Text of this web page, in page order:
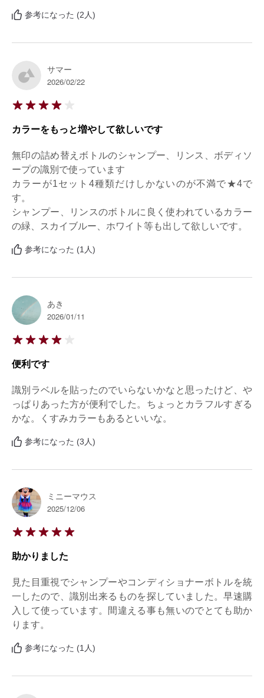
参考になった (2人)
サマー
2026/02/22
カラーをもっと増やして欲しいです
無印の詰め替えボトルのシャンプー、リンス、ボディソ
ープの識別で使っています
カラーが1セット4種類だけしかないのが不満で★4で
す。
シャンプー、リンスのボトルに良く使われているカラー
の緑、スカイブルー、ホワイト等も出して欲しいです。
参考になった (1人)
あき
2026/01/11
便利です
識別ラベルを貼ったのでいらないかなと思ったけど、や
っぱりあった方が便利でした。ちょっとカラフルすぎる
かな。くすみカラーもあるといいな。
参考になった (3人)
ミニーマウス
2025/12/06
助かりました
見た目重視でシャンプーやコンディショナーボトルを統
一したので、識別出来るものを探していました。早速購
入して使っています。間違える事も無いのでとても助か
ります。
参考になった (1人)